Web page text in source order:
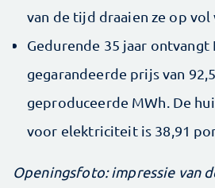
van de tijd draaien ze op vol
Gedurende 35 jaar ontvangt
gegarandeerde prijs van
geproduceerde MWh. De
voor elektriciteit is 38,91
Openingsfoto: impressie van